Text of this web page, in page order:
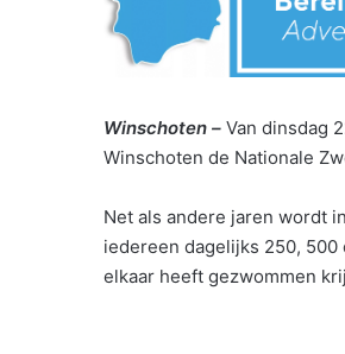
Winschoten – Van dinsdag
Winschoten de Nationale
Net als andere jaren wordt
iedereen dagelijks 250,
elkaar heeft gezwommen